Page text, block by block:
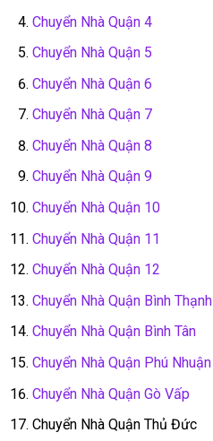
Chuyển Nhà Quận 4
Chuyển Nhà Quận 5
Chuyển Nhà Quận 6
Chuyển Nhà Quận 7
Chuyển Nhà Quận 8
Chuyển Nhà Quận 9
Chuyển Nhà Quận 10
Chuyển Nhà Quận 11
Chuyển Nhà Quận 12
Chuyển Nhà Quận Bình Thạnh
Chuyển Nhà Quận Bình Tân
Chuyển Nhà Quận Phú Nhuận
Chuyển Nhà Quận Gò Vấp
Chuyển Nhà Quận Thủ Đức